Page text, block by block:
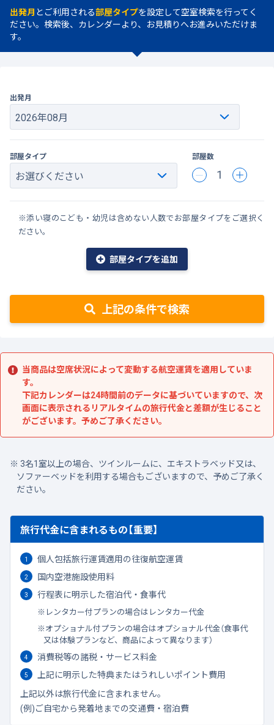
出発月 とご利用される部屋タイプを設定して空室検索を行ってく
ださい。検索後、カレンダーより、お見積りへお進みいただけま
す。
出発月
部屋タイプ 部屋数
1
※添い寝のこども・幼児は含めない人数でお部屋タイプをご選択く
ださい。
部屋タイプを追加
上記の条件で検索
当商品は空席状況によって変動する航空運賃を適用していま
す。
下記カレンダーは24時間前のデータに基づいていますので、次
画面に表示されるリアルタイムの旅行代金と差額が生じること
がございます。予めご了承ください。
3名1室以上の場合、ツインルームに、エキストラベッド又は、
ソファーベッドを利用する場合もございますので、予めご了承く
ださい。
旅行代金に含まれるもの【重要】
個人包括旅行運賃適用の往復航空運賃
国内空港施設使用料
行程表に明示した宿泊代・食事代
レンタカー付プランの場合はレンタカー代金
オプショナル付プランの場合はオプショナル代金（食事代
又は体験プランなど、商品によって異なります）
消費税等の諸税・サービス料金
上記に明示した特典またはうれしいポイント費用
上記以外は旅行代金に含まれません。
(例)ご自宅から発着地までの交通費・宿泊費